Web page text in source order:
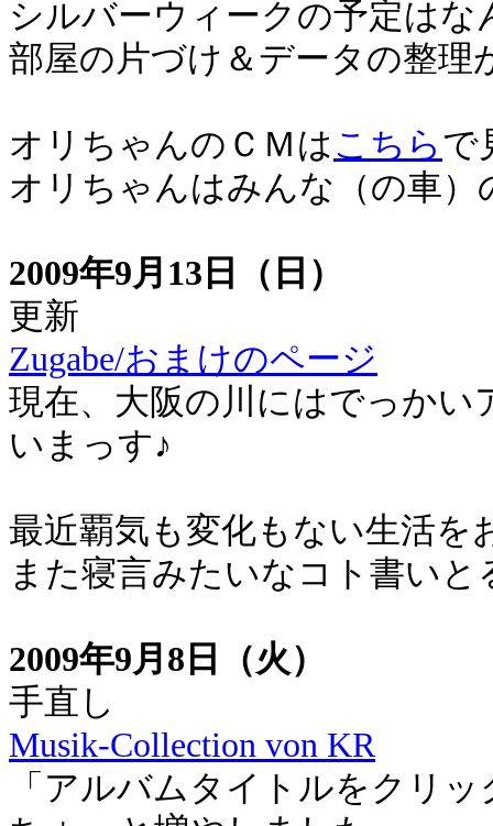
シルバーウィークの予定は
部屋の片づけ＆データの整理
オリちゃんのＣＭはこちら で
オリちゃんはみんな（の車
2009年9月13日（日）
更新
Zugabe/おまけのページ
現在、大阪の川にはでっか
いまっす♪
最近覇気も変化もない生活を
また寝言みたいなコト書いと
2009年9月8日（火）
手直し
Musik-Collection von KR
「アルバムタイトルをクリ